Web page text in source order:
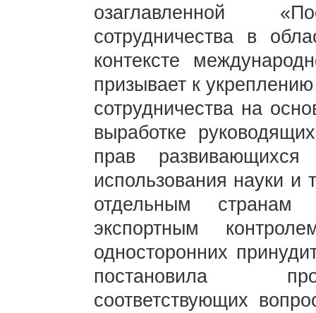
озаглавленной
сотрудничества в
контексте
призывает к
сотрудничества на
выработке
прав
использования науки и
отдельным странам
экспортным
односторонних
постановила
соответствующих